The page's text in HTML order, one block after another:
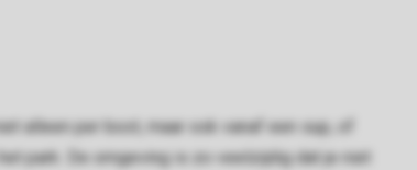
alleen per boot, maar ook vanaf een sup, of
park. De omgeving is zo veelzijdig dat je niet